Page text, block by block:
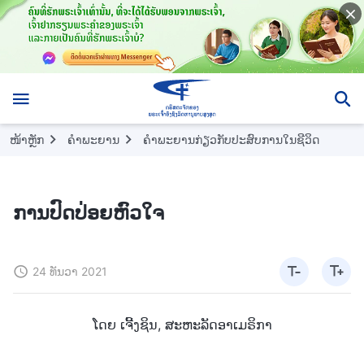
ໜ້າຫຼັກ ຄຳພະຍານ ຄຳພະຍານກ່ຽວກັບປະສົບການໃນຊີວິດ
ການປົດປ່ອຍຫົວໃຈ
24 ທັນວາ 2021
ໂດຍ ເຈີ້ງຊິນ, ສະຫະລັດອາເມຣິກາ